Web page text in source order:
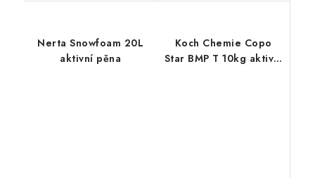
Nerta Snowfoam 20L
aktivní pěna
Koch Chemie Copo
Star BMP T 10kg aktivní